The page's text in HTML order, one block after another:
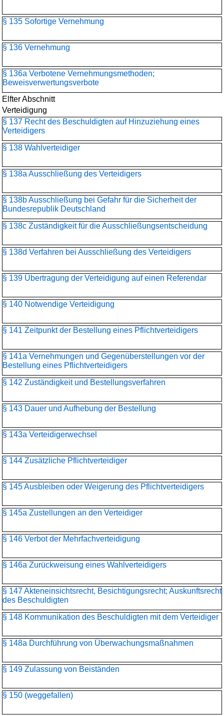
§ 135 Sofortige Vernehmung
§ 136 Vernehmung
§ 136a Verbotene Vernehmungsmethoden;
Beweisverwertungsverbote
Elfter Abschnitt
Verteidigung
§ 137 Recht des Beschuldigten auf Hinzuziehung eines
Verteidigers
§ 138 Wahlverteidiger
§ 138a Ausschließung des Verteidigers
§ 138b Ausschließung bei Gefahr für die Sicherheit der
Bundesrepublik Deutschland
§ 138c Zuständigkeit für die Ausschließungsentscheidung
§ 138d Verfahren bei Ausschließung des Verteidigers
§ 139 Übertragung der Verteidigung auf einen Referendar
§ 140 Notwendige Verteidigung
§ 141 Zeitpunkt der Bestellung eines Pflichtverteidigers
§ 141a Vernehmungen und Gegenüberstellungen vor der
Bestellung eines Pflichtverteidigers
§ 142 Zuständigkeit und Bestellungsverfahren
§ 143 Dauer und Aufhebung der Bestellung
§ 143a Verteidigerwechsel
§ 144 Zusätzliche Pflichtverteidiger
§ 145 Ausbleiben oder Weigerung des Pflichtverteidigers
§ 145a Zustellungen an den Verteidiger
§ 146 Verbot der Mehrfachverteidigung
§ 146a Zurückweisung eines Wahlverteidigers
§ 147 Akteneinsichtsrecht, Besichtigungsrecht; Auskunftsrecht
des Beschuldigten
§ 148 Kommunikation des Beschuldigten mit dem Verteidiger
§ 148a Durchführung von Überwachungsmaßnahmen
§ 149 Zulassung von Beiständen
§ 150 (weggefallen)